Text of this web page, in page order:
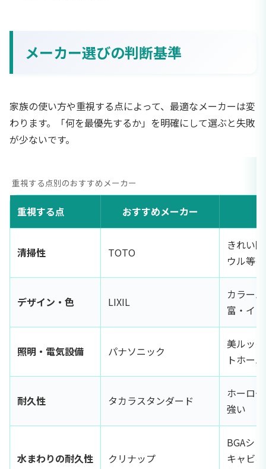
メーカー選びの判断基準
家族の使い方や重視する点によって、最適なメーカーは変
わります。「何を最優先するか」を明確にして選ぶと失敗
が少ないです。
重視する点別のおすすめメーカー
重視する点 おすすめメーカー
清掃性 TOTO
きれい
ウル等
デザイン・色 LIXIL
カラー
富・イ
照明・電気設備 パナソニック
美ルッ
トホー
耐久性 タカラスタンダード
ホーロ
強い
水まわりの耐久性 クリナップ
BGAシ
キャビ